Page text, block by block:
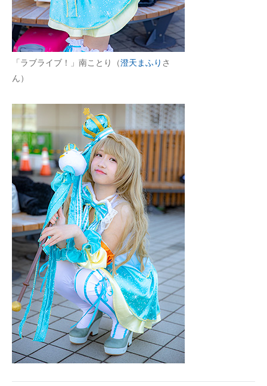
「ラブライブ！」南ことり（澄天まふり さ
ん）